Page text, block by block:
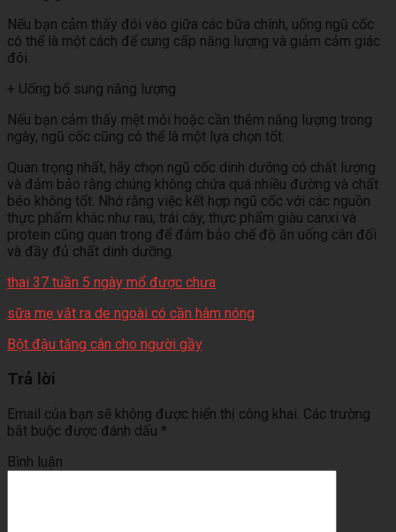
Nếu bạn cảm thấy đói vào giữa các bữa chính, uống ngũ cốc
có thể là một cách để cung cấp năng lượng và giảm cảm giác
đói.
+ Uống bổ sung năng lượng
Nếu bạn cảm thấy mệt mỏi hoặc cần thêm năng lượng trong
ngày, ngũ cốc cũng có thể là một lựa chọn tốt.
Quan trọng nhất, hãy chọn ngũ cốc dinh dưỡng có chất lượng
và đảm bảo rằng chúng không chứa quá nhiều đường và chất
béo không tốt. Nhớ rằng việc kết hợp ngũ cốc với các nguồn
thực phẩm khác như rau, trái cây, thực phẩm giàu canxi và
protein cũng quan trọng để đảm bảo chế độ ăn uống cân đối
và đầy đủ chất dinh dưỡng.
thai 37 tuần 5 ngày mổ được chưa
sữa mẹ vắt ra de ngoài có cần hâm nóng
Bột đậu tăng cân cho người gầy
Trả lời
Email của bạn sẽ không được hiển thị công khai. Các trường
bắt buộc được đánh dấu *
Bình luận